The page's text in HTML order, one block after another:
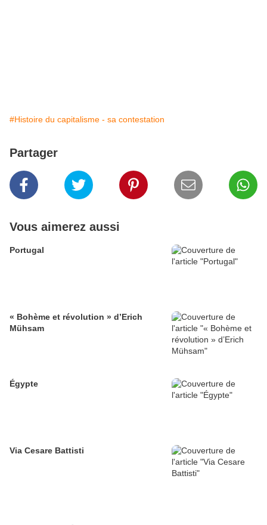
#Histoire du capitalisme - sa contestation
Partager
Vous aimerez aussi
Portugal
« Bohème et révolution » d’Erich
Mühsam
Égypte
Via Cesare Battisti